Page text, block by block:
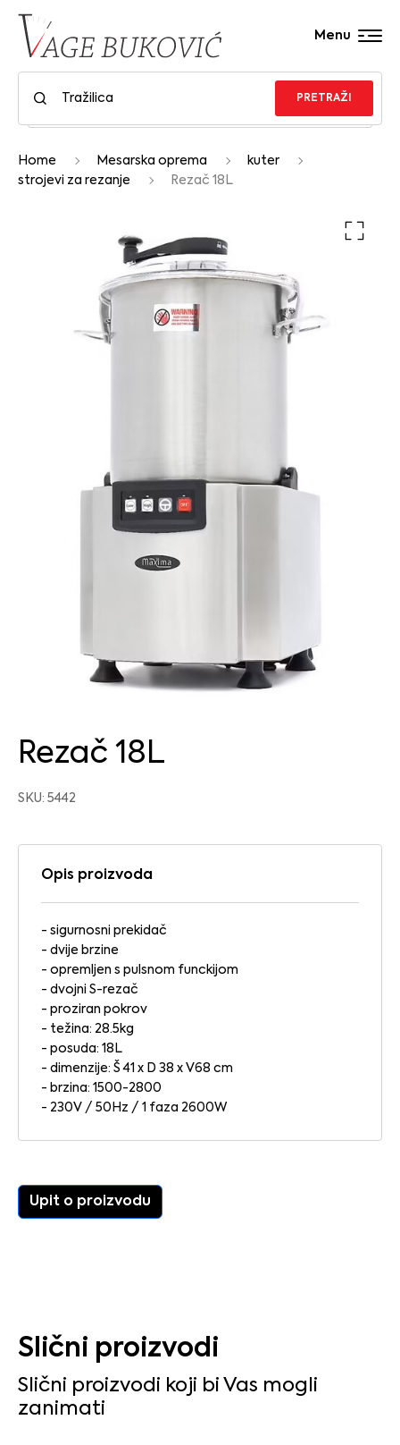
PRETRAŽI
Menu
Home Mesarska oprema
kuter
strojevi za rezanje
Rezač 18L
Rezač 18L
SKU: 5442
Opis proizvoda
- sigurnosni prekidač
- dvije brzine
- opremljen s pulsnom funckijom
- dvojni S-rezač
- proziran pokrov
- težina: 28.5kg
- posuda: 18L
- dimenzije: Š 41 x D 38 x V68 cm
- brzina: 1500-2800
- 230V / 50Hz / 1 faza 2600W
Upit o proizvodu
Slični proizvodi
Slični proizvodi koji bi Vas mogli
zanimati